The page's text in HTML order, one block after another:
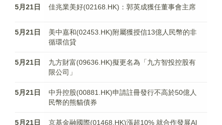
5月21日 佳兆業美好(02168.HK)：郭英成獲任董事會主席
5月21日
美中嘉和(02453.HK)附屬獲授信13億人民幣的非
循環信貸
5月21日
九方財富(09636.HK)擬更名為「九方智投控股有
限公司」
5月21日
中升控股(00881.HK)申請註冊發行不高於50億人
民幣的熊貓債券
5月21日
京基金融國際(01468.HK)漲超10% 就合作發展AI